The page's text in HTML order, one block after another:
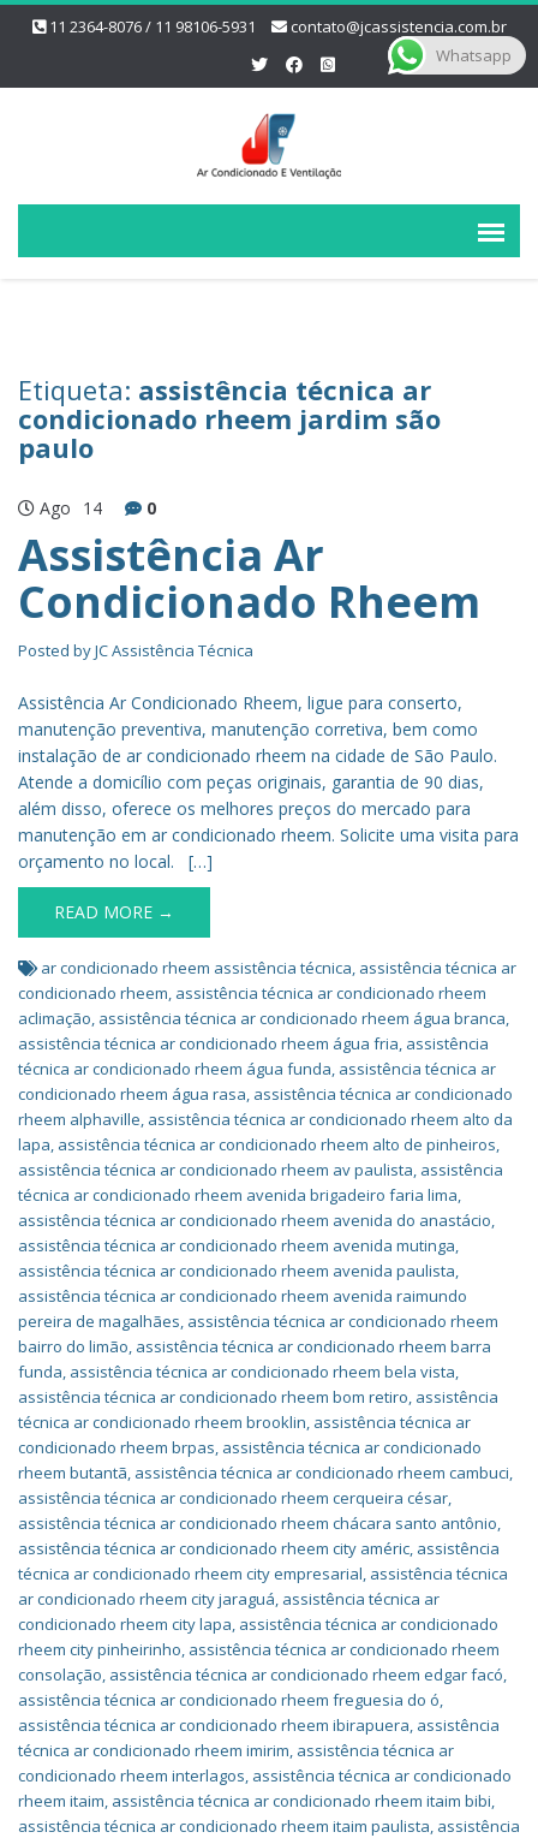
11 2364-8076 / 11 98106-5931 contato@jcassistencia.com.br
Etiqueta: assistência técnica ar
condicionado rheem jardim são
paulo
Ago 14 0
Assistência Ar
Condicionado Rheem
Posted byJC Assistência Técnica
Assistência Ar Condicionado Rheem, ligue para conserto,
manutenção preventiva, manutenção corretiva, bem como
instalação de ar condicionado rheem na cidade de São Paulo.
Atende a domicílio com peças originais, garantia de 90 dias,
além disso, oferece os melhores preços do mercado para
manutenção em ar condicionado rheem. Solicite uma visita para
orçamento no local. […]
READ MORE →
ar condicionado rheem assistência técnica, assistência técnica ar
condicionado rheem, assistência técnica ar condicionado rheem
aclimação, assistência técnica ar condicionado rheem água branca,
assistência técnica ar condicionado rheem água fria, assistência
técnica ar condicionado rheem água funda, assistência técnica ar
condicionado rheem água rasa, assistência técnica ar condicionado
rheem alphaville, assistência técnica ar condicionado rheem alto da
lapa, assistência técnica ar condicionado rheem alto de pinheiros,
assistência técnica ar condicionado rheem av paulista, assistência
técnica ar condicionado rheem avenida brigadeiro faria lima,
assistência técnica ar condicionado rheem avenida do anastácio,
assistência técnica ar condicionado rheem avenida mutinga,
assistência técnica ar condicionado rheem avenida paulista,
assistência técnica ar condicionado rheem avenida raimundo
pereira de magalhães, assistência técnica ar condicionado rheem
bairro do limão, assistência técnica ar condicionado rheem barra
funda, assistência técnica ar condicionado rheem bela vista,
assistência técnica ar condicionado rheem bom retiro, assistência
técnica ar condicionado rheem brooklin, assistência técnica ar
condicionado rheem brpas, assistência técnica ar condicionado
rheem butantã, assistência técnica ar condicionado rheem cambuci,
assistência técnica ar condicionado rheem cerqueira césar,
assistência técnica ar condicionado rheem chácara santo antônio,
assistência técnica ar condicionado rheem city améric, assistência
técnica ar condicionado rheem city empresarial, assistência técnica
ar condicionado rheem city jaraguá, assistência técnica ar
condicionado rheem city lapa, assistência técnica ar condicionado
rheem city pinheirinho, assistência técnica ar condicionado rheem
consolação, assistência técnica ar condicionado rheem edgar facó,
assistência técnica ar condicionado rheem freguesia do ó,
assistência técnica ar condicionado rheem ibirapuera, assistência
técnica ar condicionado rheem imirim, assistência técnica ar
condicionado rheem interlagos, assistência técnica ar condicionado
rheem itaim, assistência técnica ar condicionado rheem itaim bibi,
assistência técnica ar condicionado rheem itaim paulista, assistência
Whatsapp